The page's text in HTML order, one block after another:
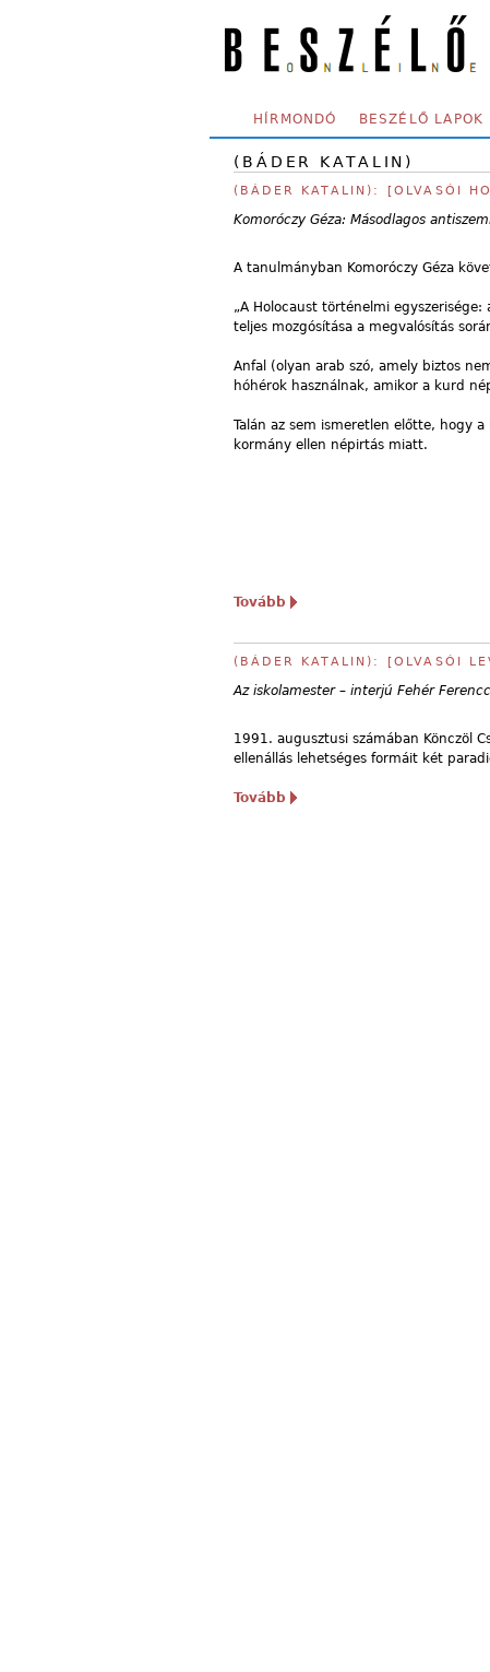
SECONDARY MENU
HÍRMONDÓ BESZÉLŐ LAPOK
(BÁDER KATALIN)
(BÁDER KATALIN): [OLVASÓI
Komoróczy Géza: Másodlagos
A tanulmányban Komoróczy Géza
„A Holocaust történelmi
teljes mozgósítása a megvalósítás
Anfal (olyan arab szó, amely biztos
hóhérok használnak, amikor a kurd
Talán az sem ismeretlen előtte, hogy
kormány ellen népirtás miatt.
Tovább
(BÁDER KATALIN): [OLVASÓI
Az iskolamester – interjú Fehér
1991. augusztusi számában Könczöl
ellenállás lehetséges formáit két
Tovább